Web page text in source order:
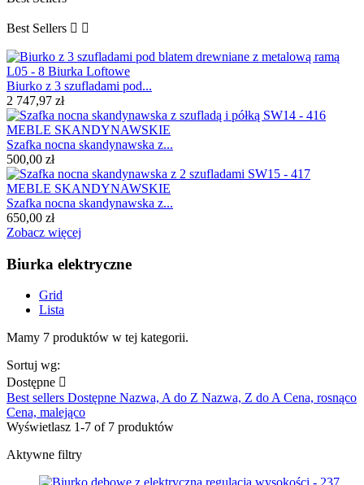
Best Sellers  
Biurko z 3 szufladami pod...
2 747,97 zł
Szafka nocna skandynawska z...
500,00 zł
Szafka nocna skandynawska z...
650,00 zł
Zobacz więcej
Biurka elektryczne
Grid
Lista
Mamy 7 produktów w tej kategorii.
Sortuj wg:
Dostępne 
Best sellers Dostępne Nazwa, A do Z Nazwa, Z do ACena, rosnąco
Cena, malejąco
Wyświetlasz 1-7 of 7 produktów
Aktywne filtry